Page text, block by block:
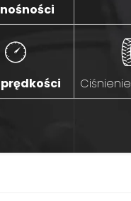
nośności
prędkości Ciśnienie